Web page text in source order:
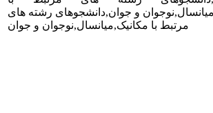
و جوان,دانشجوهای رشته های
مرتبط با مکانیک,میانسال,نوجوان و جوان